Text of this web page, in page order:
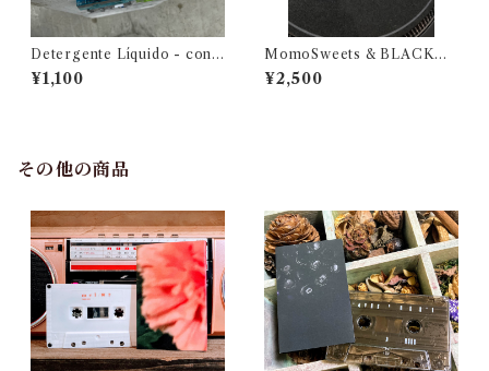
Detergente Líquido - cont
umacia en primavera
¥1,100
MomoSweets & BLACKM
UFFIN LOVERS (SIDE M&
N) Selected & Mixed by DJ
¥2,500
その他の商品